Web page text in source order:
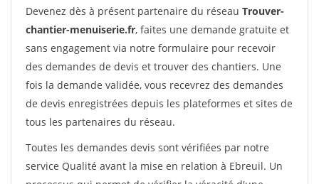
Devenez dès à présent partenaire du réseau Trouver-
chantier-menuiserie.fr, faites une demande gratuite et
sans engagement via notre formulaire pour recevoir
des demandes de devis et trouver des chantiers. Une
fois la demande validée, vous recevrez des demandes
de devis enregistrées depuis les plateformes et sites de
tous les partenaires du réseau.
Toutes les demandes devis sont vérifiées par notre
service Qualité avant la mise en relation à Ebreuil. Un